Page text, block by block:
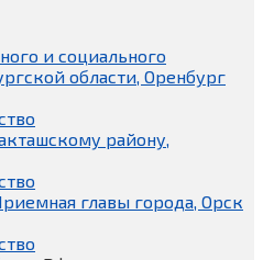
и социального
области, Оренбург
району,
главы города, Орск